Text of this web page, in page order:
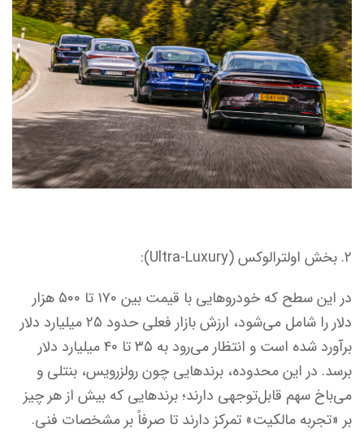
۲. بخش اولترالوکس (Ultra-Luxury):
در این سطح که خودروهایی با قیمت بین ۱۷۰ تا ۵۰۰ هزار
دلار را شامل می‌شود، ارزش بازار فعلی حدود ۲۵ میلیارد دلار
برآورد شده است و انتظار می‌رود به ۳۵ تا ۴۰ میلیارد دلار
برسد. در این محدوده، برندهایی چون رولزرویس، بنتلی و
می‌باخ سهم قابل‌توجهی دارند؛ برندهایی که بیش از هر چیز
بر «تجربه مالکیت» تمرکز دارند تا صرفاً بر مشخصات فنی.